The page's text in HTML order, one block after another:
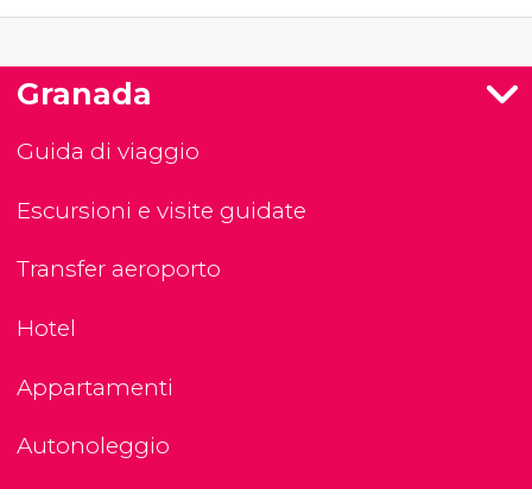
Granada
Guida di viaggio
Escursioni e visite guidate
Transfer aeroporto
Hotel
Appartamenti
Autonoleggio